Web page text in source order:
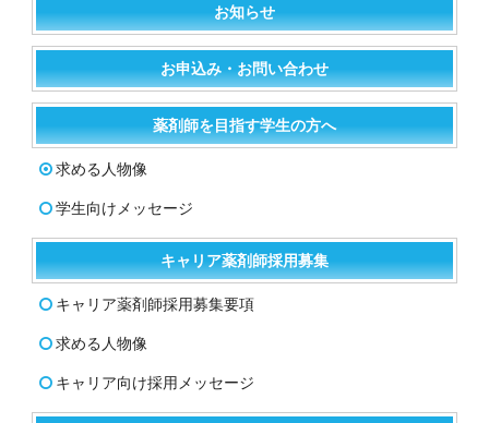
お知らせ
お申込み・お問い合わせ
薬剤師を目指す学生の方へ
求める人物像
学生向けメッセージ
キャリア薬剤師採用募集
キャリア薬剤師採用募集要項
求める人物像
キャリア向け採用メッセージ